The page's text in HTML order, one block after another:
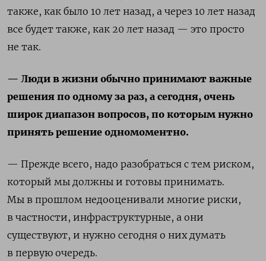
также, как было 10 лет назад, а через 10 лет назад
все будет также, как 20 лет назад — это просто
не так.
— Люди в жизни обычно принимают важные
решения по одному за раз, а сегодня, очень
широк диапазон вопросов, по которым нужно
принять решение одномоментно.
— Прежде всего, надо разобраться с тем риском,
который мы должны и готовы принимать.
Мы в прошлом недооценивали многие риски,
в частности, инфраструктурные, а они
существуют, и нужно сегодня о них думать
в первую очередь.